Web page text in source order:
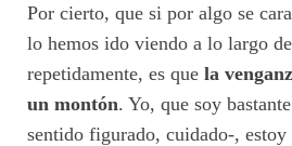
Por cierto, que si por algo se
lo hemos ido viendo a lo largo
repetidamente, es que la
un montón. Yo, que soy
sentido figurado, cuidado-, estoy